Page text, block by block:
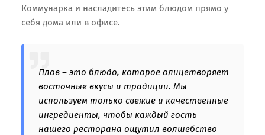
Коммунарка и насладитесь этим блюдом прямо у
себя дома или в офисе.
Плов – это блюдо, которое олицетворяет
восточные вкусы и традиции. Мы
используем только свежие и качественные
ингредиенты, чтобы каждый гость
нашего ресторана ощутил волшебство